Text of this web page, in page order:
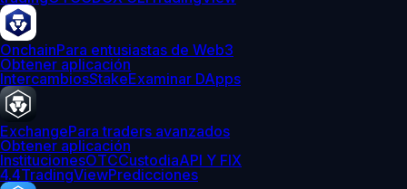
OnchainPara entusiastas de Web3
Obtener aplicación
IntercambiosStakeExaminar DApps
ExchangePara traders avanzados
Obtener aplicación
InstitucionesOTCCustodiaAPI Y FIX
4.4TradingViewPredicciones